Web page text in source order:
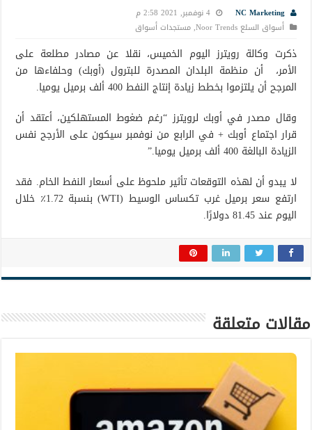
NC Marketing
4 نوفمبر, 2021 2:58 م
أسواق السلع Noor Trends
,مستجدات أسواق
ذكرت وكالة رويترز اليوم الخميس، نقلا عن مصادر مطلعة على
الأمر، أن منظمة البلدان المصدرة للبترول (أوبك) وحلفاءها من
المرجح أن يلتزموا بخطط زيادة إنتاج النفط 400 ألف برميل يوميا.
وقال مصدر في أوبك لرويترز “رغم ضغوط المستهلكين، أعتقد أن
قرار اجتماع أوبك + في الرابع من نوفمبر سيكون على الأرجح نفس
الزيادة البالغة 400 ألف برميل يوميا.”
لا يبدو أن لهذه التوقعات تأثير ملحوظ على أسعار النفط الخام. فقد
ارتفع سعر برميل غرب تكساس الوسيط (WTI) بنسبة 1.72٪ خلال
اليوم عند 81.45 دولارًا.
مقالات متعلقة